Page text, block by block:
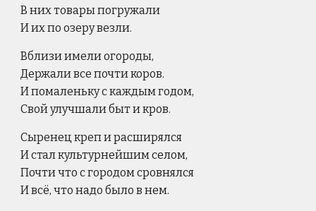
В них товары погружали
И их по озеру везли.
Вблизи имели огороды,
Держали все почти коров.
И помаленьку с каждым годом,
Свой улучшали быт и кров.
Сыренец креп и расширялся
И стал культурнейшим селом,
Почти что с городом сровнялся
И всё, что надо было в нем.